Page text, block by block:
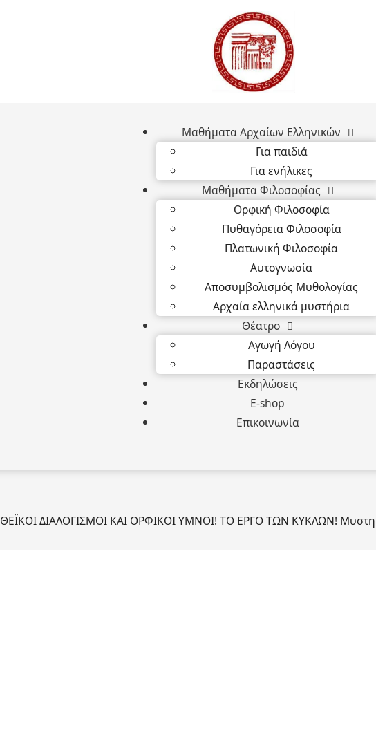
Μαθήματα Αρχαίων Ελληνικών
Για παιδιά
Για ενήλικες
Μαθήματα Φιλοσοφίας
Ορφική Φιλοσοφία
Πυθαγόρεια Φιλοσοφία
Πλατωνική Φιλοσοφία
Αυτογνωσία
Αποσυμβολισμός Μυθολογίας
Αρχαία ελληνικά μυστήρια
Θέατρο
Αγωγή Λόγου
Παραστάσεις
Εκδηλώσεις
E-shop
Επικοινωνία
ΘΕΪΚΟΙ ΔΙΑΛΟΓΙΣΜΟΙ ΚΑΙ ΟΡΦΙΚΟΙ ΥΜΝΟΙ! ΤΟ ΕΡΓΟ ΤΩΝ ΚΥΚΛΩΝ!